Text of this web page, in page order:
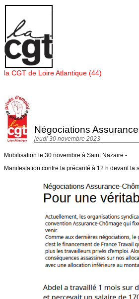
Panneau de gestion des cookies
la CGT de Loire Atlantique (44)
Négociations
jeudi 30 novembre 2023
Mobilisation le 30 novembre à Saint Nazaire -
Manifestation contre la précarité à 12 h devant la